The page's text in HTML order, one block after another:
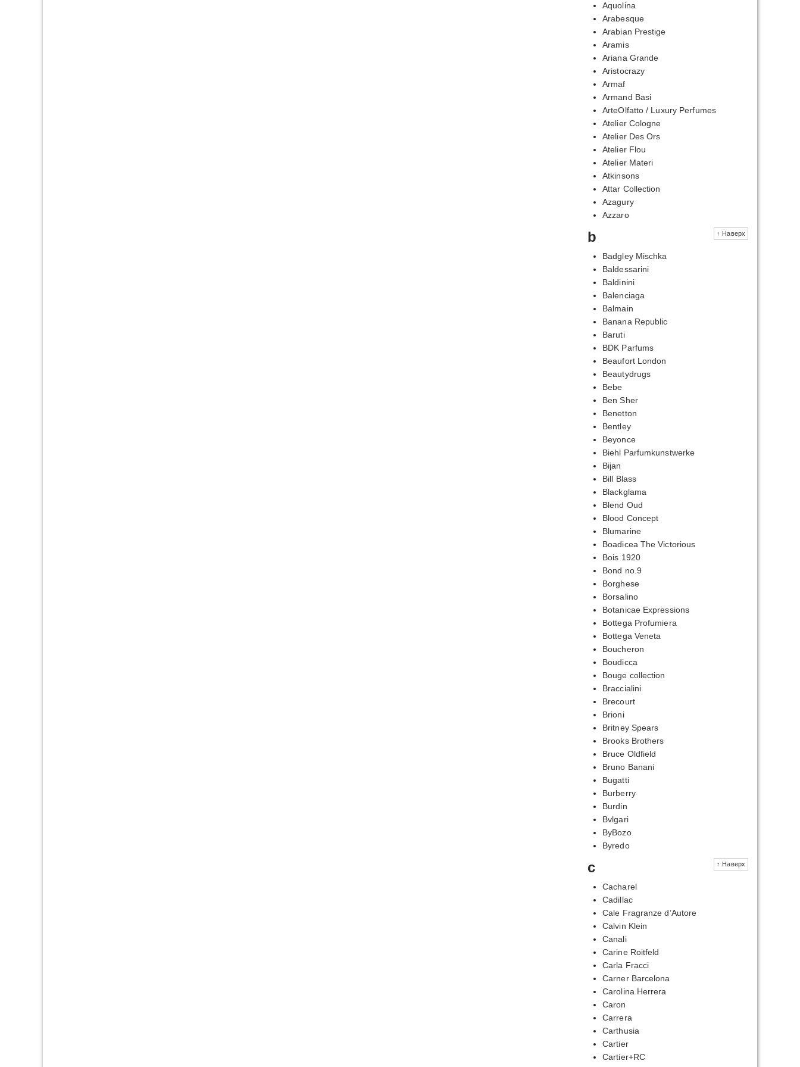
Aquolina
Arabesque
Arabian Prestige
Aramis
Ariana Grande
Aristocrazy
Armaf
Armand Basi
ArteOlfatto / Luxury Perfumes
Atelier Cologne
Atelier Des Ors
Atelier Flou
Atelier Materi
Atkinsons
Attar Collection
Azagury
Azzaro
↑ Наверх
b
Badgley Mischka
Baldessarini
Baldinini
Balenciaga
Balmain
Banana Republic
Baruti
BDK Parfums
Beaufort London
Beautydrugs
Bebe
Ben Sher
Benetton
Bentley
Beyonce
Biehl Parfumkunstwerke
Bijan
Bill Blass
Blackglama
Blend Oud
Blood Concept
Blumarine
Boadicea The Victorious
Bois 1920
Bond no.9
Borghese
Borsalino
Botanicae Expressions
Bottega Profumiera
Bottega Veneta
Boucheron
Boudicca
Bouge collection
Braccialini
Brecourt
Brioni
Britney Spears
Brooks Brothers
Bruce Oldfield
Bruno Banani
Bugatti
Burberry
Burdin
Bvlgari
ByBozo
Byredo
↑ Наверх
c
Cacharel
Cadillac
Cale Fragranze d’Autore
Calvin Klein
Canali
Carine Roitfeld
Carla Fracci
Carner Barcelona
Carolina Herrera
Caron
Carrera
Carthusia
Cartier
Cartier+RC